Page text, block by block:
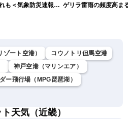
も＜気象防災速報・ ゲリラ雷雨の頻度高まる
ート空港）
コウノトリ但馬空港
神戸空港（マリンエア）
ー飛行場（MPG琵琶湖）
天気（近畿）